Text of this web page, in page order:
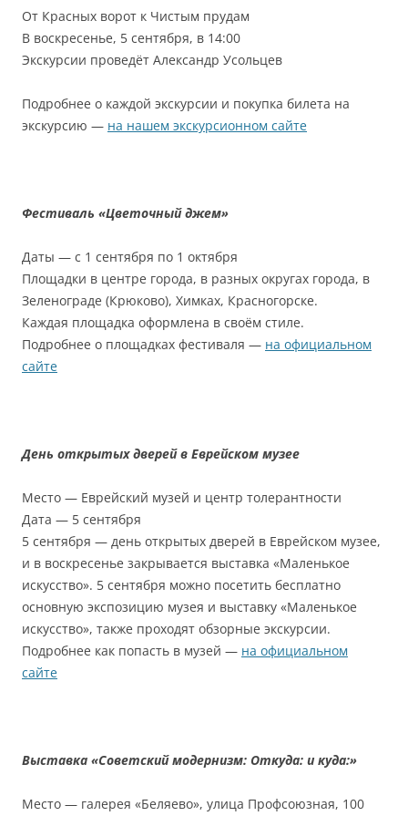
От Красных ворот к Чистым прудам
В воскресенье, 5 сентября, в 14:00
Экскурсии проведёт Александр Усольцев
Подробнее о каждой экскурсии и покупка билета на
экскурсию — на нашем экскурсионном сайте
Фестиваль «Цветочный джем»
Даты — с 1 сентября по 1 октября
Площадки в центре города, в разных округах города, в
Зеленограде (Крюково), Химках, Красногорске.
Каждая площадка оформлена в своём стиле.
Подробнее о площадках фестиваля — на официальном
сайте
День открытых дверей в Еврейском музее
Место — Еврейский музей и центр толерантности
Дата — 5 сентября
5 сентября — день открытых дверей в Еврейском музее,
и в воскресенье закрывается выставка «Маленькое
искусство». 5 сентября можно посетить бесплатно
основную экспозицию музея и выставку «Маленькое
искусство», также проходят обзорные экскурсии.
Подробнее как попасть в музей — на официальном
сайте
Выставка «Советский модернизм: Откуда: и куда:»
Место — галерея «Беляево», улица Профсоюзная, 100